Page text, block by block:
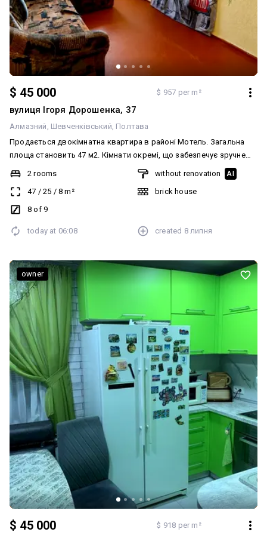
$ 45 000 $ 957 per m²
вулиця Ігоря Дорошенка, 37
Алмазний Шевченківський Полтава
Продається двокімнатна квартира в районі Мотель. Загальна
площа становить 47 м2. Кімнати окремі, що забезпечує зручне
планування та приватність. Площа кухні складає 8 м2. Квартира
знаходиться в житловому стані, вона охайна та придатна для
заселення або подальшого косметичного ремонту. Район має
чудову інфраструктуру: поруч розташовані зупинки
дитячі садки. Для отримання інформації та організації перегляду
2 rooms
47 / 25 / 8 m²
8 of 9
without renovation AI
brick house
today at 06:08 created 8 липня
$ 45 000 $ 918 per m²
owner